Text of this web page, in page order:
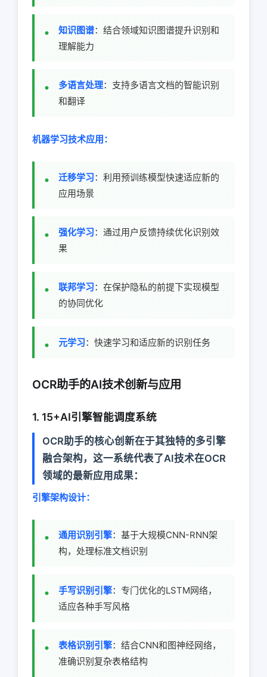
知识图谱：结合领域知识图谱提升识别和
理解能力
多语言处理：支持多语言文档的智能识别
和翻译
机器学习技术应用：
迁移学习：利用预训练模型快速适应新的
应用场景
强化学习：通过用户反馈持续优化识别效
果
联邦学习：在保护隐私的前提下实现模型
的协同优化
元学习：快速学习和适应新的识别任务
OCR助手的AI技术创新与应用
1. 15+AI引擎智能调度系统
OCR助手的核心创新在于其独特的多引擎
融合架构，这一系统代表了AI技术在OCR
领域的最新应用成果：
引擎架构设计：
通用识别引擎：基于大规模CNN-RNN架
构，处理标准文档识别
手写识别引擎：专门优化的LSTM网络，
适应各种手写风格
表格识别引擎：结合CNN和图神经网络，
准确识别复杂表格结构